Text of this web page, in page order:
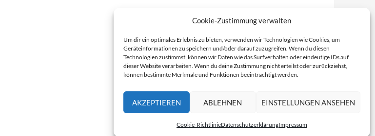
Cookie-Zustimmung verwalten
Um dir ein optimales Erlebnis zu bieten, verwenden wir Technologien wie Cookies, um
Geräteinformationen zu speichern und/oder darauf zuzugreifen. Wenn du diesen
Technologien zustimmst, können wir Daten wie das Surfverhalten oder eindeutige IDs auf
dieser Website verarbeiten. Wenn du deine Zustimmung nicht erteilst oder zurückziehst,
können bestimmte Merkmale und Funktionen beeinträchtigt werden.
AKZEPTIEREN ABLEHNEN EINSTELLUNGEN ANSEHEN
Cookie-RichtlinieDatenschutzerklärungImpressum